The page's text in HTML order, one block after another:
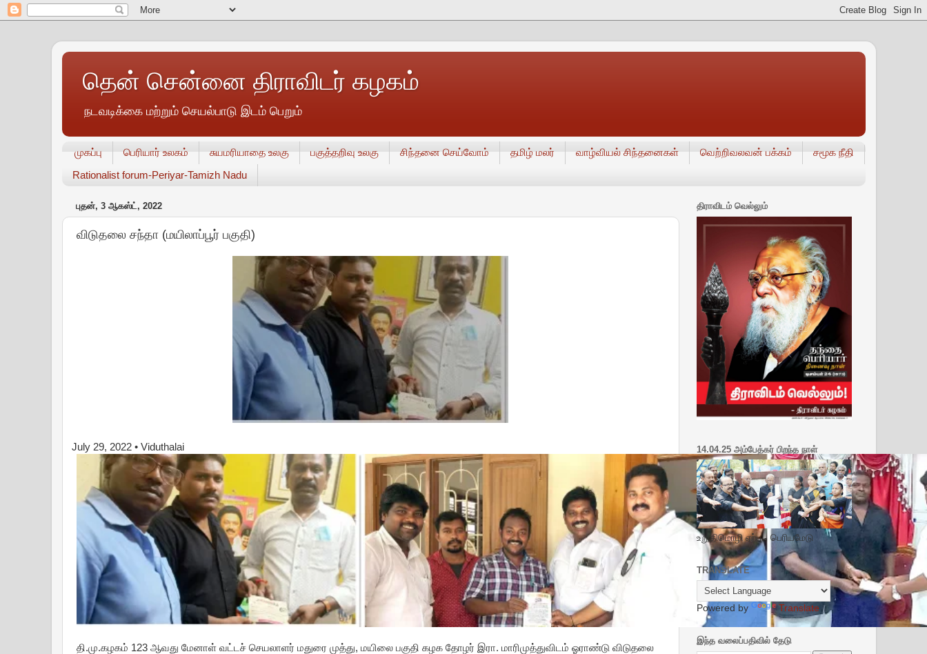
தென் சென்னை திராவிடர் கழகம்
நடவடிக்கை மற்றும் செயல்பாடு இடம் பெறும்
முகப்பு பெரியார் உலகம் சுயமரியாதை உலகு பகுத்தறிவு உலகு சிந்தனை செய்வோம் தமிழ் மலர் வாழ்வியல் சிந்தனைகள் வெற்றிவலவன் பக்கம்
சமூக நீதி
Rationalist forum-Periyar-Tamizh Nadu
புதன், 3 ஆகஸ்ட், 2022
விடுதலை சந்தா (மயிலாப்பூர் பகுதி)
July 29, 2022 • Viduthalai
தி.மு.கழகம் 123 ஆவது மேனாள் வட்டச் செயலாளர் மதுரை முத்து, மயிலை பகுதி கழக தோழர் இரா. மாரிமுத்துவிடம் ஓராண்டு விடுதலை
திராவிடம் வெல்லும்
14.04.25 அம்பேத்கர் பிறந்த நாள்
உறுதிமொழி ஏற்பு - பெரியமேடு
TRANSLATE
Powered by Translate
இந்த வலைப்பதிவில் தேடு